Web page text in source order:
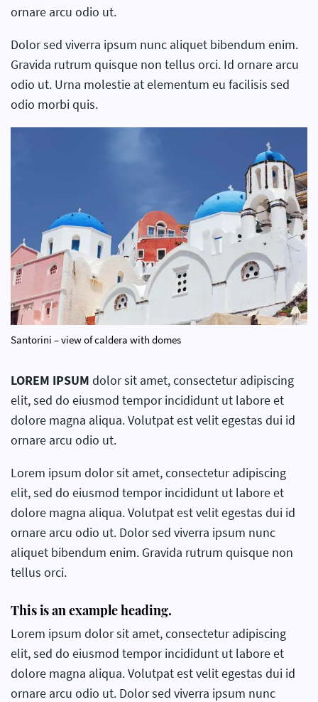
ornare arcu odio ut.
Dolor sed viverra ipsum nunc aliquet bibendum enim.
Gravida rutrum quisque non tellus orci. Id ornare arcu
odio ut. Urna molestie at elementum eu facilisis sed
odio morbi quis.
Santorini – view of caldera with domes
LOREM IPSUM dolor sit amet, consectetur adipiscing
elit, sed do eiusmod tempor incididunt ut labore et
dolore magna aliqua. Volutpat est velit egestas dui id
ornare arcu odio ut.
Lorem ipsum dolor sit amet, consectetur adipiscing
elit, sed do eiusmod tempor incididunt ut labore et
dolore magna aliqua. Volutpat est velit egestas dui id
ornare arcu odio ut. Dolor sed viverra ipsum nunc
aliquet bibendum enim. Gravida rutrum quisque non
tellus orci.
This is an example heading.
Lorem ipsum dolor sit amet, consectetur adipiscing
elit, sed do eiusmod tempor incididunt ut labore et
dolore magna aliqua. Volutpat est velit egestas dui id
ornare arcu odio ut. Dolor sed viverra ipsum nunc